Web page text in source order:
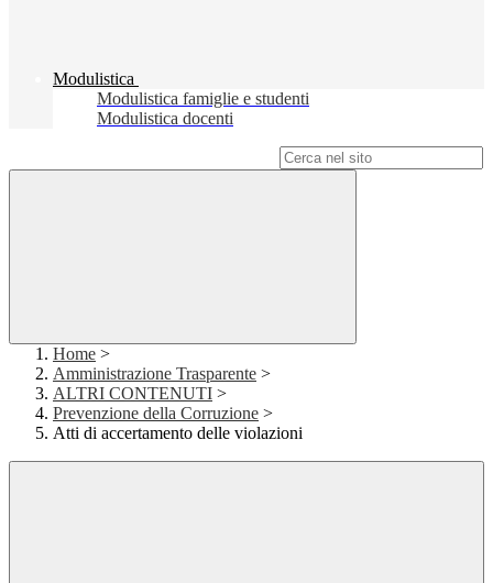
Modulistica
Modulistica famiglie e studenti
Modulistica docenti
Home >
Amministrazione Trasparente >
ALTRI CONTENUTI >
Prevenzione della Corruzione >
Atti di accertamento delle violazioni